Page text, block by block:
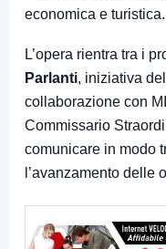
economica e turistica.
L’opera rientra tra i
Parlanti, iniziativa
collaborazione con
Commissario
comunicare in modo
l’avanzamento delle